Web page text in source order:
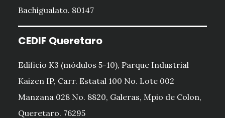
Bachigualato. 80147
CEDIF Queretaro
Edificio K3 (módulos 5-10), Parque Industrial
Kaizen IP, Carr. Estatal 100 No. Lote 002
Manzana 028 No. 8820, Galeras, Mpio de Colon,
Queretaro. 76295